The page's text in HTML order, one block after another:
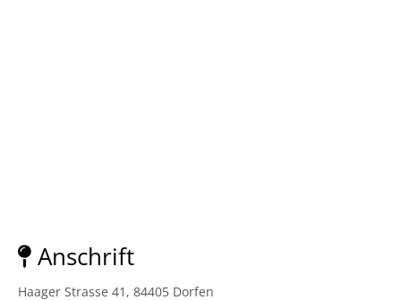
Anschrift
Haager Strasse 41, 84405 Dorfen